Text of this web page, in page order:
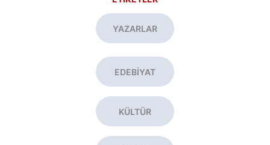
YAZARLAR
EDEBİYAT
KÜLTÜR